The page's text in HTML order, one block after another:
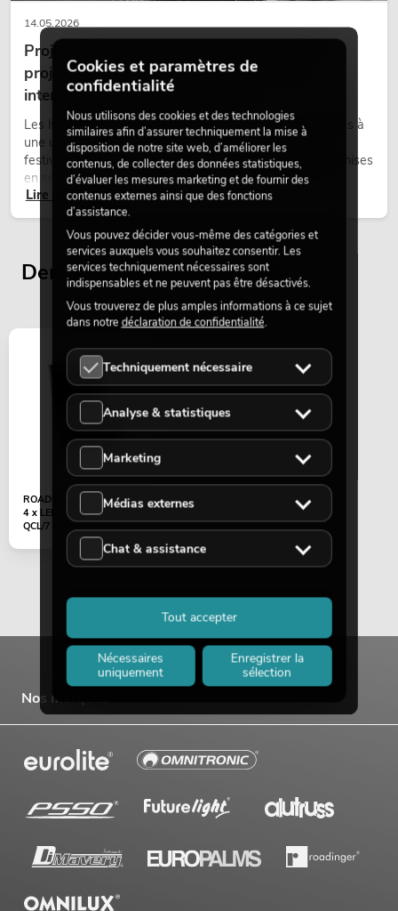
14.05.2026
Projecteurs à tête mobile d'extérieur : des
projecteurs à tête mobile résistants aux
intempéries pour les événements
Les lyres outdoor sont des projecteurs motorisés destinés à
une utilisation en extérieur. Elles sont utilisées lors de
festivals, de fêtes urbaines, de concerts en plein air, de mises
en scène architecturales et d’installations extérieures
temporaires.
Lire maintenant
Derniers articles consultés
ROADINGER Flightcase
4 x LED IP PAR 7 x 8 W
QCL/7 x 9 W SCL, à...
Nos marques
Cookies et paramètres de
confidentialité
Nous utilisons des cookies et des technologies
similaires afin d’assurer techniquement la mise à
disposition de notre site web, d’améliorer les
contenus, de collecter des données statistiques,
d’évaluer les mesures marketing et de fournir des
contenus externes ainsi que des fonctions
d’assistance.
Vous pouvez décider vous-même des catégories et
services auxquels vous souhaitez consentir. Les
services techniquement nécessaires sont
indispensables et ne peuvent pas être désactivés.
Vous trouverez de plus amples informations à ce sujet
dans notre déclaration de confidentialité.
Techniquement nécessaire
Analyse & statistiques
Marketing
Médias externes
Chat & assistance
Nécessaires
uniquement
Enregistrer la
sélection
Tout accepter